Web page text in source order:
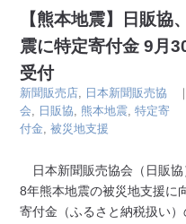
【熊本地震】日販協
震に特定寄付金 9月
受付
新聞販売店, 日本新聞販売協
会, 日販協, 熊本地震,特定寄
付金,被災地支援
｜
日本新聞販売協会（日販協
8年熊本地震の被災地支援に
寄付金（ふるさと納税扱い